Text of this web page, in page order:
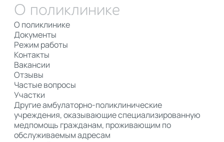
О поликлинике
О поликлинике
Документы
Режим работы
Контакты
Вакансии
Отзывы
Частые вопросы
Участки
Другие амбулаторно-поликлинические
учреждения, оказывающие специализированную
медпомощь гражданам, проживающим по
обслуживаемым адресам